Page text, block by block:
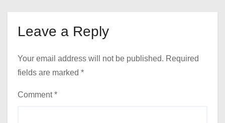
Leave a Reply
Your email address will not be published. Required
fields are marked *
Comment*